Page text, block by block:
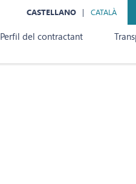
CASTELLANO CATALÀ
Perfil del contractant